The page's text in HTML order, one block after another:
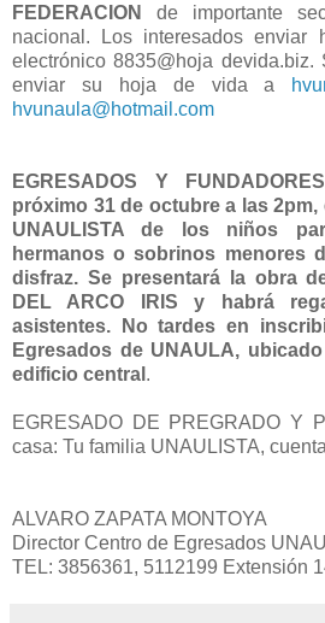
FEDERACION
de importante
nacional. Los interesados
electrónico 8835@hoja
enviar su hoja de vida a
hvunaula@hotmail.com
EGRESADOS Y
próximo 31 de octubre a las
UNAULISTA de los niños
hermanos o sobrinos menores
disfraz. Se presentará la obra
DEL ARCO IRIS y habrá
asistentes. No tardes en
Egresados de UNAULA,
edificio central .
EGRESADO DE PREGRADO Y
casa: Tu familia UNAULISTA,
ALVARO ZAPATA MONTOYA
Director Centro de Egresados
TEL: 3856361, 5112199 Extensión